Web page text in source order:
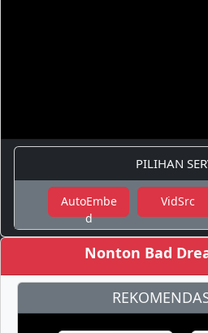
PILIHAN
AutoEmbe
d
VidSrc
Nonton Bad